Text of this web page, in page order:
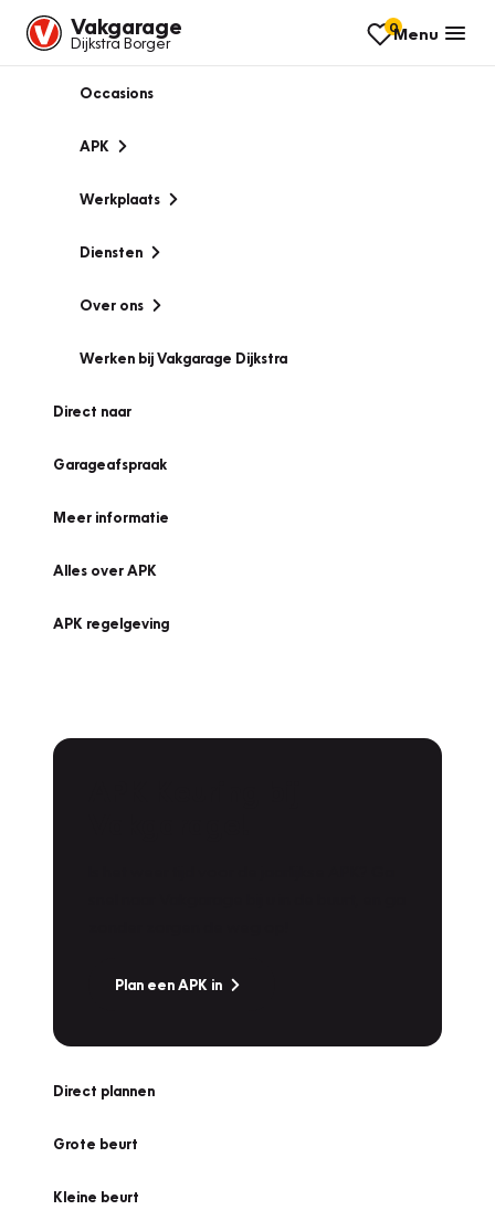
Vakgarage
Dijkstra Borger
0Menu
Occasions
APK
Werkplaats
Diensten
Over ons
Werken bij Vakgarage Dijkstra
Direct naar
Garageafspraak
Meer informatie
Alles over APK
APK regelgeving
Plan een APK in
Direct plannen
Grote beurt
Kleine beurt